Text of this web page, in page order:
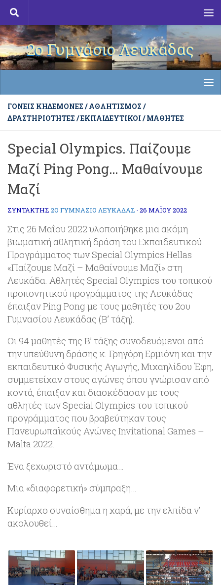
Skip to content
2ο Γυμνάσιο Λευκάδας
ΓΟΝΕΊΣ ΚΗΔΕΜΌΝΕΣ / ΑΘΛΗΤΙΣΜΌΣ /
ΔΡΑΣΤΗΡΙΌΤΗΤΕΣ /ΕΚΠΑΙΔΕΥΤΙΚΟΊ / ΜΑΘΗΤΈΣ
Special Olympics. Παίζουμε
Μαζί Ping Pong… Μαθαίνουμε
Μαζί
ΣΥΝΤΆΚΤΗΣ 2Ο ΓΥΜΝΑΣΙΟ ΛΕΥΚΑΔΑΣ · 26 ΜΑΪ́ΟΥ 2022
Στις 26 Μαΐου 2022 υλοποιήθηκε μια ακόμη
βιωματική αθλητική δράση του Εκπαιδευτικού
Προγράμματος των Special Olympics Hellas
«Παίζουμε Μαζί – Μαθαίνουμε Μαζί» στη
Λευκάδα. Αθλητές Special Olympics του τοπικού
προπονητικού προγράμματος της Λευκάδας
έπαιξαν Ping Pong με τους μαθητές του 2ου
Γυμνασίου Λευκάδας (Β’ τάξη).
Οι 94 μαθητές της Β’ τάξης συνοδευόμενοι από
την υπεύθυνη δράσης κ. Γρηγόρη Ερμιόνη και την
εκπαιδευτικό Φυσικής Αγωγής, Μιχαηλίδου Έφη,
συμμετείχαν στους αγώνες όπου γνώρισαν από
κοντά, έπαιξαν και διασκέδασαν με τους
αθλητές των Special Olympics του τοπικού
προγράμματος που βραβεύτηκαν τους
Πανευρωπαϊκούς Αγώνες Invitational Games –
Malta 2022.
Ένα ξεχωριστό αντάμωμα…
Μια «διαφορετική» σύμπραξη…
Κυρίαρχο συναίσθημα η χαρά, με την ελπίδα ν’
ακολουθεί…